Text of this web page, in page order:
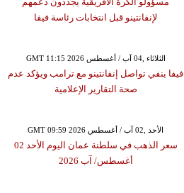
لإنفانتينو قبل انتخابات رئاسة فيفا
GMT 11:15 2026 الثلاثاء ,04 آب / أغسطس
فيفا ينفي تواصل إنفانتينو مع ترامب ويؤكد عدم
صحة التقارير الإعلامية
GMT 09:59 2026 الأحد ,02 آب / أغسطس
سعر الذهب في سلطنة عمان اليوم الأحد 02
أغسطس/ آب 2026